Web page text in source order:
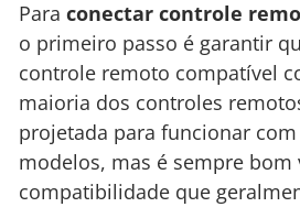
Para conectar controle
o primeiro passo é garantir
controle remoto compatível
maioria dos controles
projetada para funcionar
modelos, mas é sempre
compatibilidade que